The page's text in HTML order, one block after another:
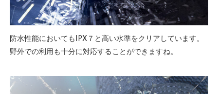
防水性能においてもIPX７と高い水準をクリアしています。
野外での利用も十分に対応することができますね。